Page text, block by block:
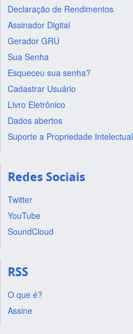
Declaração de Rendimentos
Assinador Digital
Gerador GRU
Sua Senha
Esqueceu sua senha?
Cadastrar Usuário
Livro Eletrônico
Dados abertos
Suporte a Propriedade Intelectual
Redes Sociais
Twitter
YouTube
SoundCloud
RSS
O que é?
Assine